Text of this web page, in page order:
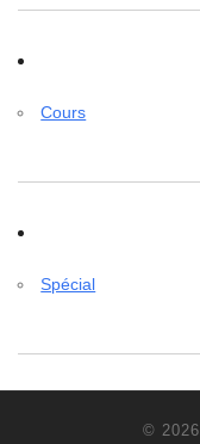
Cours
Spécial
© 2026